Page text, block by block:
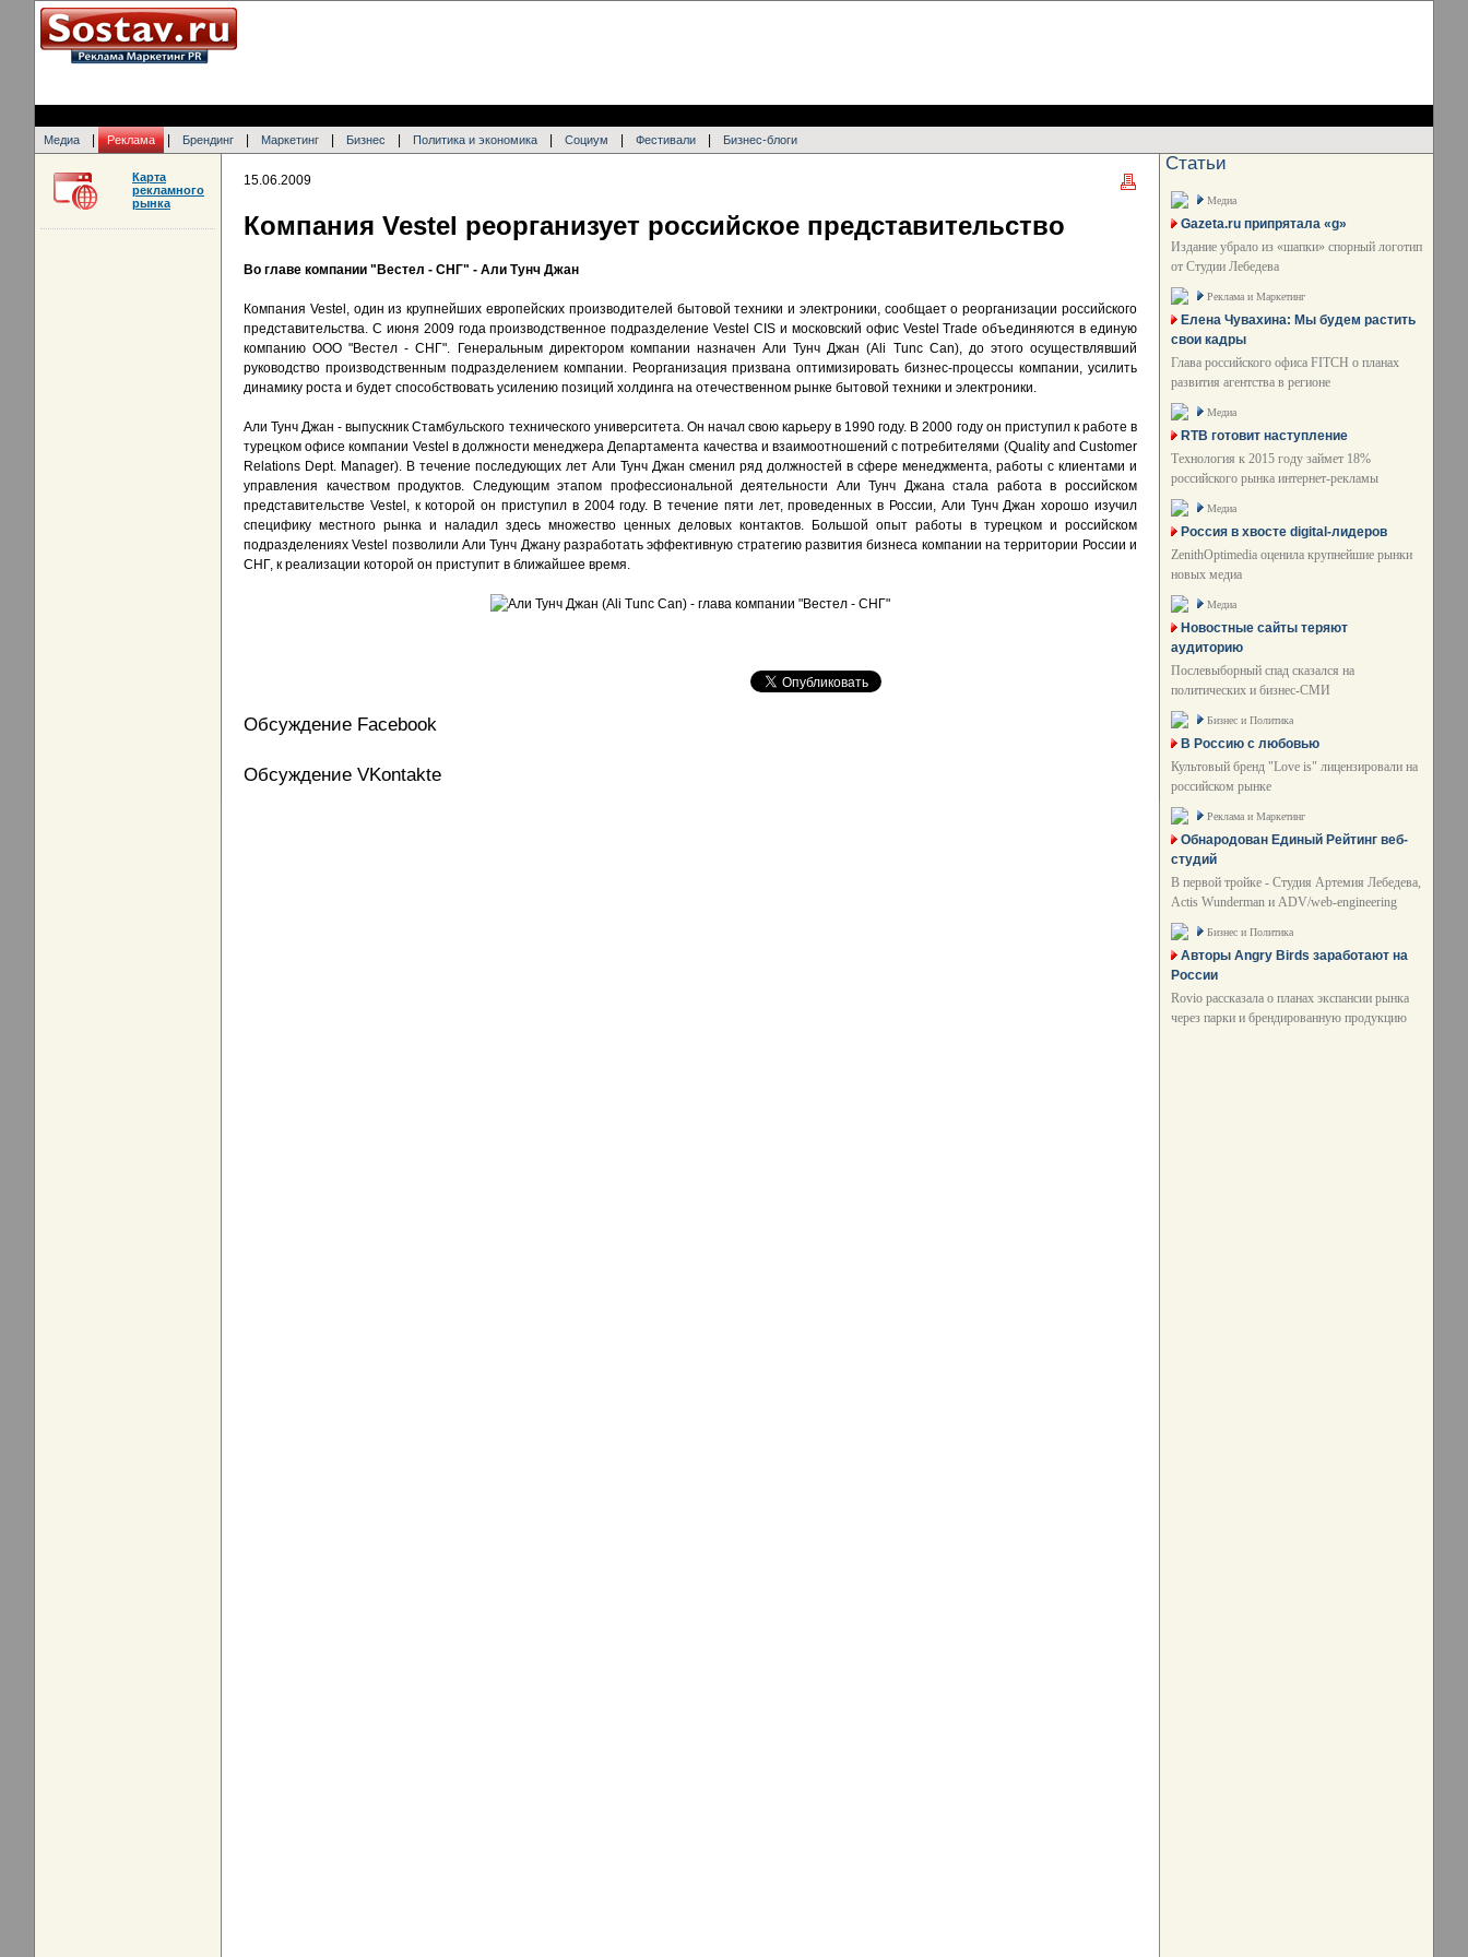
Медиа Реклама Брендинг Маркетинг Бизнес Политика и экономика Социум Фестивали Бизнес-блоги
15.06.2009
Компания Vestel реорганизует российское представительство
Во главе компании "Вестел - СНГ" - Али Тунч Джан
Компания Vestel, один из крупнейших европейских производителей бытовой техники и электроники, сообщает о реорганизации российского
представительства. С июня 2009 года производственное подразделение Vestel CIS и московский офис Vestel Trade объединяются в единую
компанию ООО "Вестел - СНГ". Генеральным директором компании назначен Али Тунч Джан (Ali Tunc Can), до этого осуществлявший
руководство производственным подразделением компании. Реорганизация призвана оптимизировать бизнес-процессы компании, усилить
динамику роста и будет способствовать усилению позиций холдинга на отечественном рынке бытовой техники и электроники.
Али Тунч Джан - выпускник Стамбульского технического университета. Он начал свою карьеру в 1990 году. В 2000 году он приступил к работе в
турецком офисе компании Vestel в должности менеджера Департамента качества и взаимоотношений с потребителями (Quality and Customer
Relations Dept. Manager). В течение последующих лет Али Тунч Джан сменил ряд должностей в сфере менеджмента, работы с клиентами и
управления качеством продуктов. Следующим этапом профессиональной деятельности Али Тунч Джана стала работа в российском
представительстве Vestel, к которой он приступил в 2004 году. В течение пяти лет, проведенных в России, Али Тунч Джан хорошо изучил
специфику местного рынка и наладил здесь множество ценных деловых контактов. Большой опыт работы в турецком и российском
подразделениях Vestel позволили Али Тунч Джану разработать эффективную стратегию развития бизнеса компании на территории России и
СНГ, к реализации которой он приступит в ближайшее время.
Обсуждение Facebook
Обсуждение VKontakte
Карта
рекламного
рынка
Статьи
Медиа
Gazeta.ru припрятала «g»
Издание убрало из «шапки» спорный логотип
от Студии Лебедева
Реклама и Маркетинг
Елена Чувахина: Мы будем растить
свои кадры
Глава российского офиса FITCH о планах
развития агентства в регионе
Медиа
RTB готовит наступление
Технология к 2015 году займет 18%
российского рынка интернет-рекламы
Медиа
Россия в хвосте digital-лидеров
ZenithOptimedia оценила крупнейшие рынки
новых медиа
Медиа
Новостные сайты теряют
аудиторию
Послевыборный спад сказался на
политических и бизнес-СМИ
Бизнес и Политика
В Россию с любовью
Культовый бренд "Love is" лицензировали на
российском рынке
Реклама и Маркетинг
Обнародован Единый Рейтинг веб-
студий
В первой тройке - Студия Артемия Лебедева,
Actis Wunderman и ADV/web-engineering
Бизнес и Политика
Авторы Angry Birds заработают на
России
Rovio рассказала о планах экспансии рынка
через парки и брендированную продукцию